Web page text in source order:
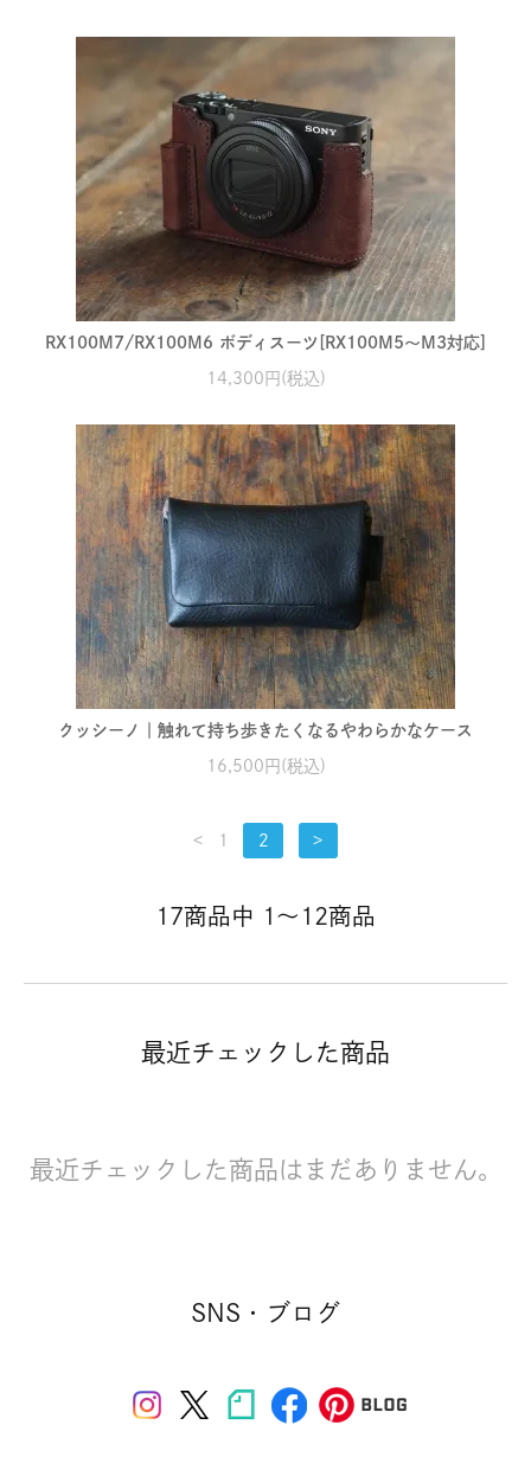
RX100M7/RX100M6 ボディスーツ[RX100M5～M3対応]
14,300円(税込)
クッシーノ｜触れて持ち歩きたくなるやわらかなケース
16,500円(税込)
< 1 2 >
17商品中 1～12商品
最近チェックした商品
最近チェックした商品はまだありません。
SNS・ブログ